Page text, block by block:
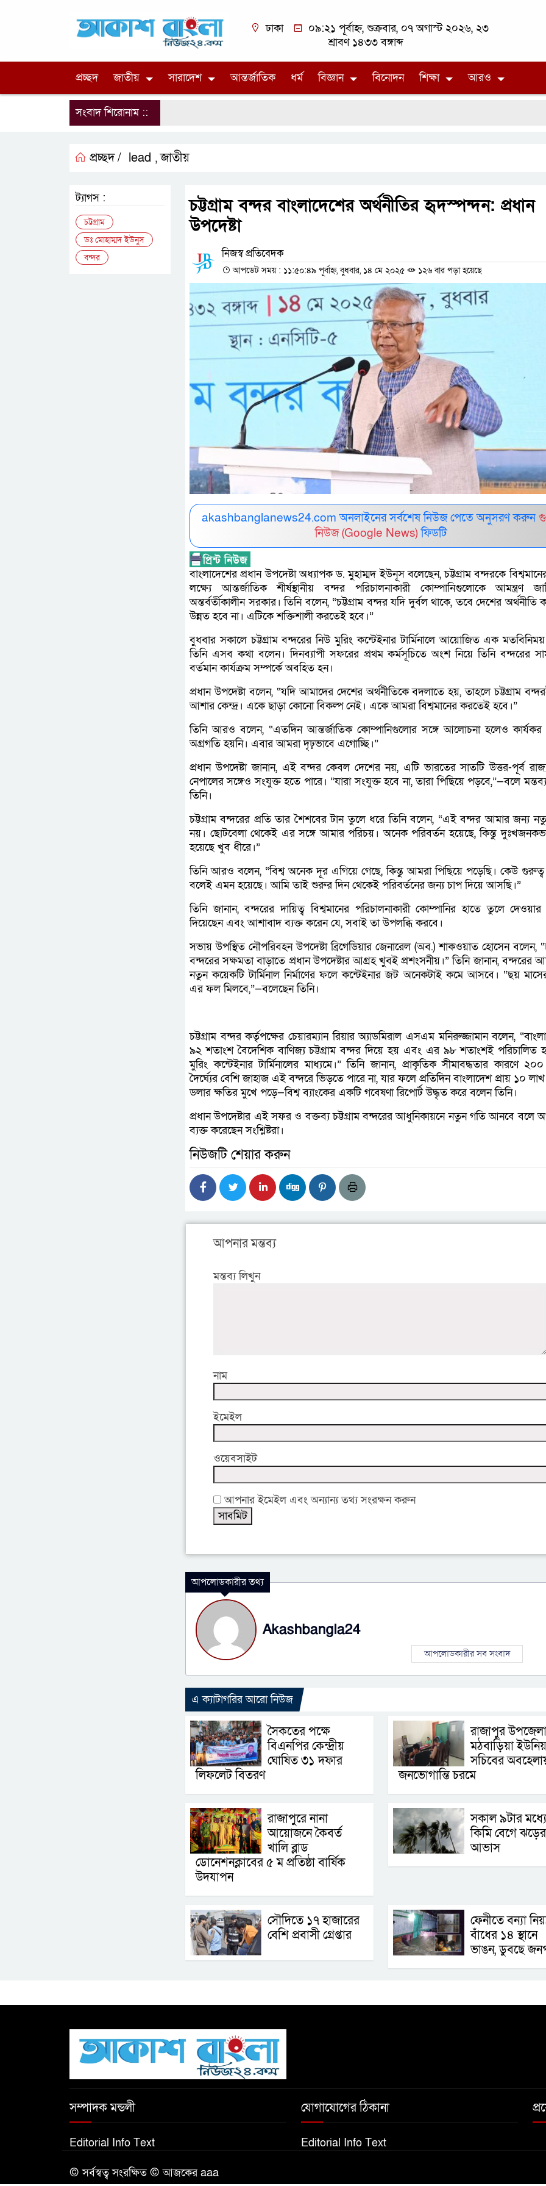
ঢাকা
০৯:২১ পূর্বাহ্ন, শুক্রবার, ০৭ অগাস্ট ২০২৬, ২৩
শ্রাবণ ১৪৩৩ বঙ্গাব্দ
প্রচ্ছদ জাতীয় সারাদেশ আন্তর্জাতিক ধর্ম বিজ্ঞান বিনোদন শিক্ষা আরও
সংবাদ শিরোনাম ::
প্রচ্ছদ / lead ,জাতীয়
চট্টগ্রাম বন্দর বাংলাদেশের অর্থনীতির হৃদস্পন্দন: প্রধান
উপদেষ্টা
নিজস্ব প্রতিবেদক
আপডেট সময় : ১১:৫০:৪৯ পূর্বাহ্ন, বুধবার, ১৪ মে ২০২৫ ১২৬ বার পড়া হয়েছে
akashbanglanews24.com অনলাইনের সর্বশেষ নিউজ পেতে অনুসরণ করুন
নিউজ (Google News) ফিডটি
বাংলাদেশের প্রধান উপদেষ্টা অধ্যাপক ড. মুহাম্মদ ইউনূস বলেছেন, চট্টগ্রাম বন্দরকে
লক্ষ্যে আন্তর্জাতিক শীর্ষস্থানীয় বন্দর পরিচালনাকারী কোম্পানিগুলোকে আমন্ত্রণ
অন্তর্বর্তীকালীন সরকার। তিনি বলেন, “চট্টগ্রাম বন্দর যদি দুর্বল থাকে, তবে দেশের
উন্নত হবে না। এটিকে শক্তিশালী করতেই হবে।”
বুধবার সকালে চট্টগ্রাম বন্দরের নিউ মুরিং কন্টেইনার টার্মিনালে আয়োজিত এক
তিনি এসব কথা বলেন। দিনব্যাপী সফরের প্রথম কর্মসূচিতে অংশ নিয়ে তিনি বন্দরের
বর্তমান কার্যক্রম সম্পর্কে অবহিত হন।
প্রধান উপদেষ্টা বলেন, “যদি আমাদের দেশের অর্থনীতিকে বদলাতে হয়, তাহলে চট্টগ্রাম
আশার কেন্দ্র। একে ছাড়া কোনো বিকল্প নেই। একে আমরা বিশ্বমানের করতেই হবে।”
তিনি আরও বলেন, “এতদিন আন্তর্জাতিক কোম্পানিগুলোর সঙ্গে আলোচনা হলেও
অগ্রগতি হয়নি। এবার আমরা দৃঢ়ভাবে এগোচ্ছি।”
প্রধান উপদেষ্টা জানান, এই বন্দর কেবল দেশের নয়, এটি ভারতের সাতটি উত্তর-পূর্ব
নেপালের সঙ্গেও সংযুক্ত হতে পারে। “যারা সংযুক্ত হবে না, তারা পিছিয়ে পড়বে,”—বলে
তিনি।
চট্টগ্রাম বন্দরের প্রতি তার শৈশবের টান তুলে ধরে তিনি বলেন, “এই বন্দর আমার জন্য
নয়। ছোটবেলা থেকেই এর সঙ্গে আমার পরিচয়। অনেক পরিবর্তন হয়েছে, কিন্তু
হয়েছে খুব ধীরে।”
তিনি আরও বলেন, “বিশ্ব অনেক দূর এগিয়ে গেছে, কিন্তু আমরা পিছিয়ে পড়েছি। কেউ গুরুত্ব
বলেই এমন হয়েছে। আমি তাই শুরুর দিন থেকেই পরিবর্তনের জন্য চাপ দিয়ে আসছি।”
তিনি জানান, বন্দরের দায়িত্ব বিশ্বমানের পরিচালনাকারী কোম্পানির হাতে তুলে দেওয়ার
দিয়েছেন এবং আশাবাদ ব্যক্ত করেন যে, সবাই তা উপলব্ধি করবে।
সভায় উপস্থিত নৌপরিবহন উপদেষ্টা ব্রিগেডিয়ার জেনারেল (অব.) শাকওয়াত হোসেন বলেন,
বন্দরের সক্ষমতা বাড়াতে প্রধান উপদেষ্টার আগ্রহ খুবই প্রশংসনীয়।” তিনি জানান, বন্দরের
নতুন কয়েকটি টার্মিনাল নির্মাণের ফলে কন্টেইনার জট অনেকটাই কমে আসবে। “ছয়
এর ফল মিলবে,”—বলেছেন তিনি।
চট্টগ্রাম বন্দর কর্তৃপক্ষের চেয়ারম্যান রিয়ার অ্যাডমিরাল এসএম মনিরুজ্জামান বলেন,
৯২ শতাংশ বৈদেশিক বাণিজ্য চট্টগ্রাম বন্দর দিয়ে হয় এবং এর ৯৮ শতাংশই পরিচালিত
মুরিং কন্টেইনার টার্মিনালের মাধ্যমে।” তিনি জানান, প্রাকৃতিক সীমাবদ্ধতার কারণে
দৈর্ঘ্যের বেশি জাহাজ এই বন্দরে ভিড়তে পারে না, যার ফলে প্রতিদিন বাংলাদেশ প্রায় ১০ লাখ
ডলার ক্ষতির মুখে পড়ে—বিশ্ব ব্যাংকের একটি গবেষণা রিপোর্ট উদ্ধৃত করে বলেন তিনি।
প্রধান উপদেষ্টার এই সফর ও বক্তব্য চট্টগ্রাম বন্দরের আধুনিকায়নে নতুন গতি আনবে বলে
ব্যক্ত করেছেন সংশ্লিষ্টরা।
নিউজটি শেয়ার করুন
আপনার মন্তব্য
মন্তব্য লিখুন
নাম
ইমেইল
ওয়েবসাইট
আপনার ইমেইল এবং অন্যান্য তথ্য সংরক্ষন করুন
আপলোডকারীর তথ্য
Akashbangla24
আপলোডকারীর সব সংবাদ
এ ক্যাটাগরির আরো নিউজ
সৈকতের পক্ষে
বিএনপির কেন্দ্রীয়
ঘোষিত ৩১ দফার
লিফলেট বিতরণ
রাজাপুর
মঠবাড়িয়া
সচিবের
জনভোগান্তি চরমে
রাজাপুরে নানা
আয়োজনে কৈবর্ত
খালি ব্লাড
ডোনেশনক্লাবের ৫ ম প্রতিষ্ঠা বার্ষিক
উদযাপন
সকাল ৯টার
কিমি বেগে ঝড়ের
আভাস
সৌদিতে ১৭ হাজারের
বেশি প্রবাসী গ্রেপ্তার
ফেনীতে বন্যা
বাঁধের ১৪ স্থানে
ভাঙন, ডুবছে
ট্যাগস :
চট্টগ্রাম
ডঃ মোহাম্মদ ইউনুস
বন্দর
সম্পাদক মন্ডলী
Editorial Info Text
যোগাযোগের ঠিকানা
Editorial Info Text
© সর্বস্বত্ব সংরক্ষিত © আজকের aaa